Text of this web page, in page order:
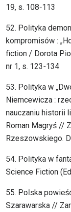
19, s. 108-113
52. Polityka
kompromisów :
fiction / Dorota
nr 1, s. 123-134
53. Polityka w
Niemcewicza :
nauczaniu historii
Roman Magryś //
Rzeszowskiego.
54. Polityka w
Science Fiction
55. Polska
Szarawarska //